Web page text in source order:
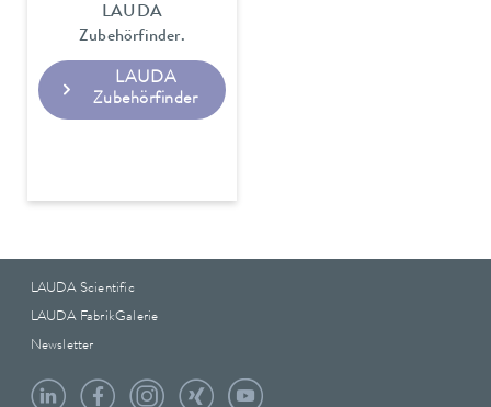
LAUDA
Zubehörfinder.
LAUDA
Zubehörfinder
LAUDA Scientific
LAUDA FabrikGalerie
Newsletter